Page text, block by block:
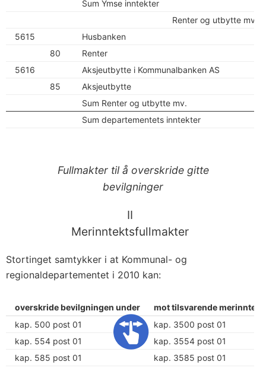
Sum Ymse inntekter
Renter og utbytte mv.
5615
Husbanken
80
Renter
5616
Aksjeutbytte i Kommunalbanken AS
85
Aksjeutbytte
Sum Renter og utbytte mv.
Sum departementets inntekter
Fullmakter til å overskride gitte
bevilgninger
II
Merinntektsfullmakter
Stortinget samtykker i at Kommunal- og
regionaldepartementet i 2010 kan:
overskride bevilgningen under
mot tilsvarende
kap. 500 post 01
kap. 3500 post 01
kap. 554 post 01
kap. 3554 post 01
kap. 585 post 01
kap. 3585 post 01